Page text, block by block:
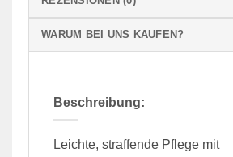
WARUM BEI UNS KAUFEN?
Beschreibung:
Leichte, straffende Pflege mit